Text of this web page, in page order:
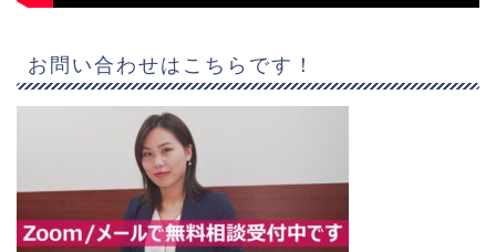
お問い合わせはこちらです！